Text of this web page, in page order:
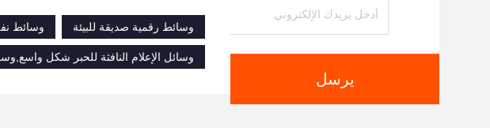
يرسل
وسائط رقمية صديقة للبيئة
وسائط
وسائل الإعلام النافثة للحبر شكل